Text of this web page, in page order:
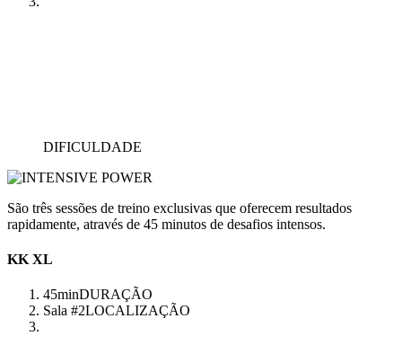
DIFICULDADE
São três sessões de treino exclusivas que oferecem resultados
rapidamente, através de 45 minutos de desafios intensos.
KK XL
45minDURAÇÃO
Sala #2LOCALIZAÇÃO